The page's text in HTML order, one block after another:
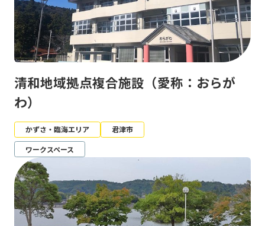
清和地域拠点複合施設（愛称：おらが
わ）
かずさ・臨海エリア
君津市
ワークスペース